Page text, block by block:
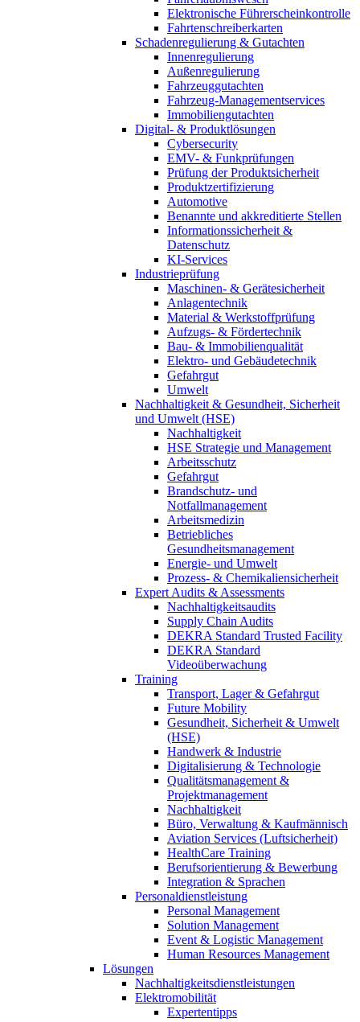
Elektronische Führerscheinkontrolle
Fahrtenschreiberkarten
Schadenregulierung & Gutachten
Innenregulierung
Außenregulierung
Fahrzeuggutachten
Fahrzeug-Managementservices
Immobiliengutachten
Digital- & Produktlösungen
Cybersecurity
EMV- & Funkprüfungen
Prüfung der Produktsicherheit
Produktzertifizierung
Automotive
Benannte und akkreditierte Stellen
Informationssicherheit &
Datenschutz
KI-Services
Industrieprüfung
Maschinen- & Gerätesicherheit
Anlagentechnik
Material & Werkstoffprüfung
Aufzugs- & Fördertechnik
Bau- & Immobilienqualität
Elektro- und Gebäudetechnik
Gefahrgut
Umwelt
Nachhaltigkeit & Gesundheit, Sicherheit
und Umwelt (HSE)
Nachhaltigkeit
HSE Strategie und Management
Arbeitsschutz
Gefahrgut
Brandschutz- und
Notfallmanagement
Arbeitsmedizin
Betriebliches
Gesundheitsmanagement
Energie- und Umwelt
Prozess- & Chemikaliensicherheit
Expert Audits & Assessments
Nachhaltigkeitsaudits
Supply Chain Audits
DEKRA Standard Trusted Facility
DEKRA Standard
Videoüberwachung
Training
Transport, Lager & Gefahrgut
Future Mobility
Gesundheit, Sicherheit & Umwelt
(HSE)
Handwerk & Industrie
Digitalisierung & Technologie
Qualitätsmanagement &
Projektmanagement
Nachhaltigkeit
Büro, Verwaltung & Kaufmännisch
Aviation Services (Luftsicherheit)
HealthCare Training
Berufsorientierung & Bewerbung
Integration & Sprachen
Personaldienstleistung
Personal Management
Solution Management
Event & Logistic Management
Human Resources Management
Lösungen
Nachhaltigkeitsdienstleistungen
Elektromobilität
Expertentipps